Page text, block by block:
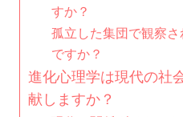
すか？
孤立した集団で観察
ですか？
進化心理学は現代の社
献しますか？